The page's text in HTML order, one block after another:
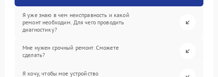
Я уже знаю в чем неисправность и какой
ремонт необходим. Для чего проводить
диагностику?
Мне нужен срочный ремонт. Сможете
сделать?
Я хочу, чтобы мое устройство